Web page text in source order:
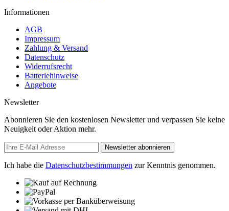
Informationen
AGB
Impressum
Zahlung & Versand
Datenschutz
Widerrufsrecht
Batteriehinweise
Angebote
Newsletter
Abonnieren Sie den kostenlosen Newsletter und verpassen Sie keine
Neuigkeit oder Aktion mehr.
Newsletter abonnieren
Ich habe die Datenschutzbestimmungen zur Kenntnis genommen.